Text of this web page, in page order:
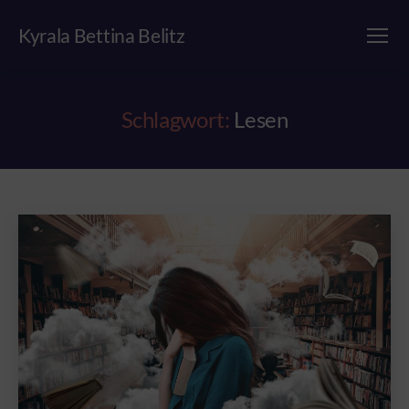
Kyrala Bettina Belitz
Schlagwort: Lesen